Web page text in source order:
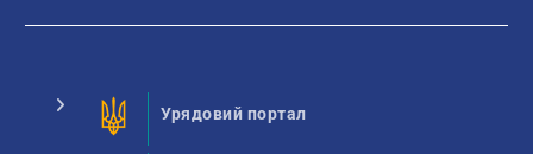
Урядовий портал